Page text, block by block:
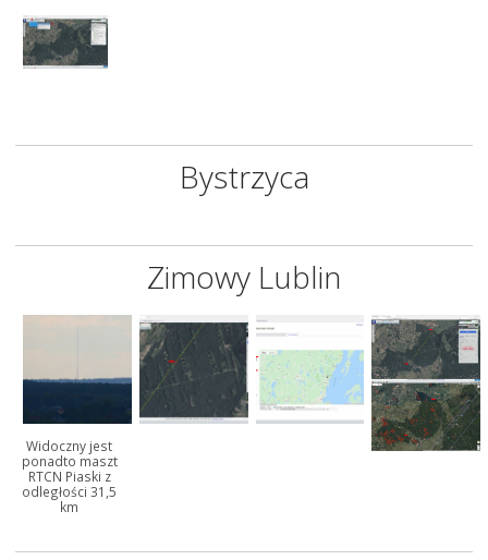
Bystrzyca
Zimowy Lublin
Widoczny jest
ponadto maszt
RTCN Piaski z
odległości 31,5
km